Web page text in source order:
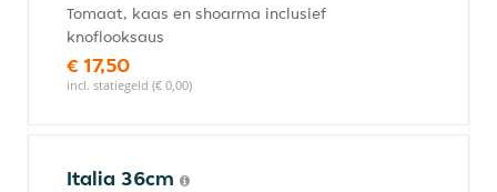
Tomaat, kaas en shoarma inclusief
knoflooksaus
€ 17,50
incl. statiegeld (€ 0,00)
Italia 36cm